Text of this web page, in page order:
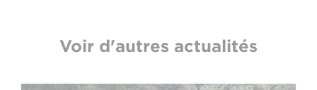
Voir d'autres actualités